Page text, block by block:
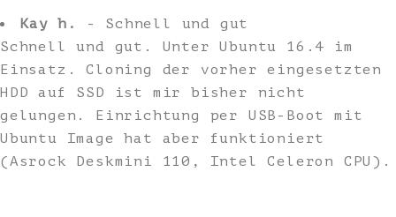
Kay h.
- Schnell und gut
Schnell und gut. Unter Ubuntu 16.4 im
Einsatz. Cloning der vorher eingesetzten
HDD auf SSD ist mir bisher nicht
gelungen. Einrichtung per USB-Boot mit
Ubuntu Image hat aber funktioniert
(Asrock Deskmini 110, Intel Celeron CPU).